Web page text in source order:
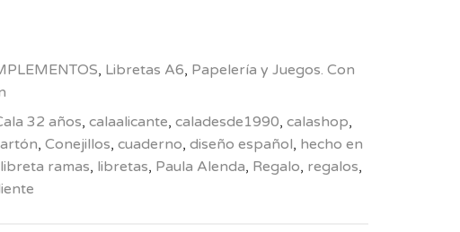
, Libretas A6, Papelería y Juegos. Con
32 años, calaalicante, caladesde1990, calashop,
, Conejillos, cuaderno, diseño español, hecho en
libreta ramas, libretas, Paula Alenda, Regalo, regalos,